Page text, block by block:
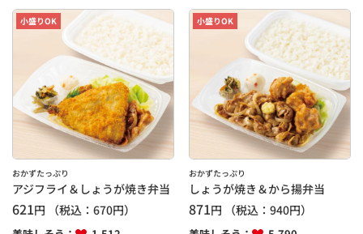
小盛りOK
おかずたっぷり
アジフライ＆しょうが焼き弁当
621円 （税込： 670円）
小盛りOK
おかずたっぷり
しょうが焼き＆から揚弁当
871円 （税込：940円）